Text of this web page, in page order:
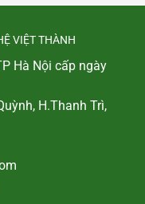
VIỆT THÀNH
Hà Nội cấp ngày
H.Thanh Trì,